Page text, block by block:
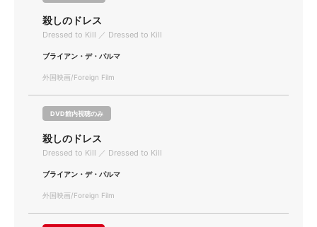
殺しのドレス
Dressed to Kill ／ Dressed to Kill
ブライアン・デ・パルマ
外国映画/Foreign Film
DVD館内視聴のみ
殺しのドレス
Dressed to Kill ／ Dressed to Kill
ブライアン・デ・パルマ
外国映画/Foreign Film